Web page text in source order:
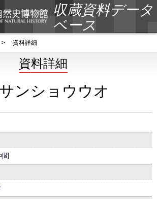
収蔵資料データ
ベース
資料詳細
資料詳細
ンショウウオ